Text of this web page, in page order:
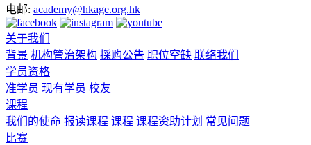
电邮: academy@hkage.org.hk
关于我们
背景 机构管治架构 採购公告 职位空缺 联络我们
学员资格
准学员 现有学员 校友
课程
我们的使命 报读课程 课程 课程资助计划 常见问题
比赛